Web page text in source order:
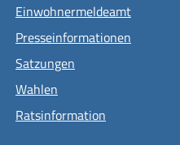
Einwohnermeldeamt
Presseinformationen
Satzungen
Wahlen
Ratsinformation